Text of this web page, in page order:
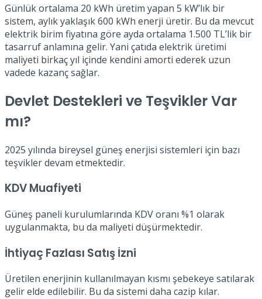
Günlük ortalama 20 kWh üretim yapan 5 kW’lık bir
sistem, aylık yaklaşık 600 kWh enerji üretir. Bu da mevcut
elektrik birim fiyatına göre ayda ortalama 1.500 TL’lik bir
tasarruf anlamına gelir. Yani çatıda elektrik üretimi
maliyeti birkaç yıl içinde kendini amorti ederek uzun
vadede kazanç sağlar.
Devlet Destekleri ve Teşvikler Var
mı?
2025 yılında bireysel güneş enerjisi sistemleri için bazı
teşvikler devam etmektedir.
KDV Muafiyeti
Güneş paneli kurulumlarında KDV oranı %1 olarak
uygulanmakta, bu da maliyeti düşürmektedir.
İhtiyaç Fazlası Satış İzni
Üretilen enerjinin kullanılmayan kısmı şebekeye satılarak
gelir elde edilebilir. Bu da sistemi daha cazip kılar.